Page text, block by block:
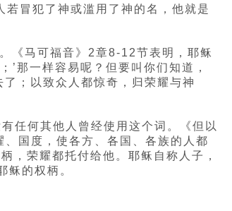
冒犯了神或滥用了神的名，他就是
《马可福音》2章8-12节表明，耶稣
’那一样容易呢？但要叫你们知道，
；以致众人都惊奇，归荣耀与神
任何其他人曾经使用这个词。《但以
国度，使各方、各国、各族的人都
，荣耀都托付给他。耶稣自称人子，
稣的权柄。